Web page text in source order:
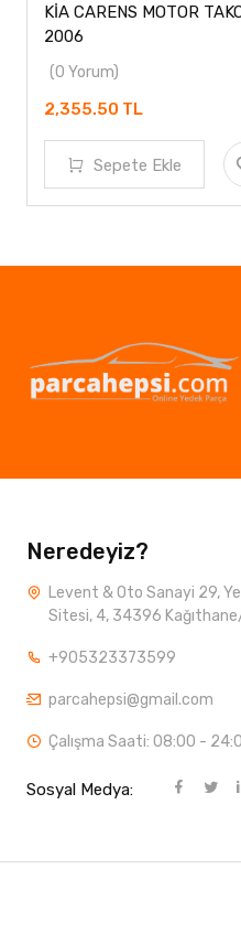
KİA CARENS MOTOR
2006
(0 Yorum)
2,355.50 TL
Sepete Ekle
Neredeyiz?
Levent & Oto Sanayi 29,
Sitesi, 4, 34396
+905323373599
parcahepsi@gmail.com
Çalışma Saati: 08:00 -
Sosyal Medya: